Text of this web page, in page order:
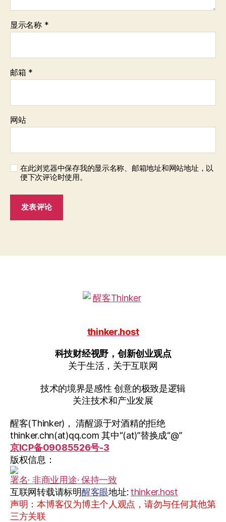
显示名称 *
邮箱 *
网站
在此浏览器中保存我的显示名称、邮箱地址和网站地址，以
便下次评论时使用。
thinker.host
科技财经视野，创新创业观点
关于生活，关于互联网
技术的境界是感性 创意的极致是逻辑
关注技术和产业发展
醒客(Thinker)， 清醒源于对酒精的拒绝
thinker.chn(at)qq.com 其中“(at)”替换成“@”
京ICP备09085526号-3
版权信息：
署名· 非商业用途· 保持一致
互联网转载请标明醒客眼地址: thinker.host
声明：本博客仅为博主个人观点，请勿与任何其他第
三方关联